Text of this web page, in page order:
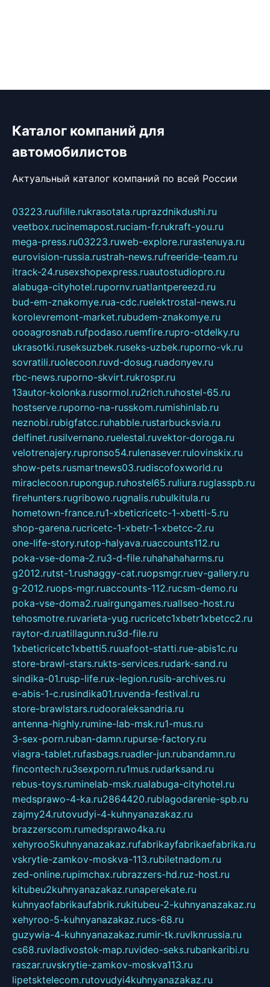
Каталог компаний для
автомобилистов
Актуальный каталог компаний по всей России
03223.ruufille.rukrasotata.ruprazdnikdushi.ru
veetbox.rucinemapost.ruciam-fr.rukraft-you.ru
mega-press.ru03223.ruweb-explore.rurastenuya.ru
eurovision-russia.rustrah-news.rufreeride-team.ru
itrack-24.rusexshopexpress.ruautostudiopro.ru
alabuga-cityhotel.rupornv.ruatlantpereezd.ru
bud-em-znakomye.rua-cdc.ruelektrostal-news.ru
korolevremont-market.rubudem-znakomye.ru
oooagrosnab.rufpodaso.ruemfire.rupro-otdelky.ru
ukrasotki.ruseksuzbek.ruseks-uzbek.ruporno-vk.ru
sovratili.ruolecoon.ruvd-dosug.ruadonyev.ru
rbc-news.ruporno-skvirt.rukrospr.ru
13autor-kolonka.rusormol.ru2rich.ruhostel-65.ru
hostserve.ruporno-na-russkom.rumishinlab.ru
neznobi.rubigfatcc.ruhabble.rustarbucksvia.ru
delfinet.rusilvernano.ruelestal.ruvektor-doroga.ru
velotrenajery.rupronso54.rulenasever.rulovinskix.ru
show-pets.rusmartnews03.rudiscofoxworld.ru
miraclecoon.rupongup.ruhostel65.ruliura.ruglasspb.ru
firehunters.rugribowo.rugnalis.rubulkitula.ru
hometown-france.ru1-xbeticricetc-1-xbetti-5.ru
shop-garena.rucricetc-1-xbetr-1-xbetcc-2.ru
one-life-story.rutop-halyava.ruaccounts112.ru
poka-vse-doma-2.ru3-d-file.ruhahahaharms.ru
g2012.rutst-1.rushaggy-cat.ruopsmgr.ruev-gallery.ru
g-2012.ruops-mgr.ruaccounts-112.rucsm-demo.ru
poka-vse-doma2.ruairgungames.ruallseo-host.ru
tehosmotre.ruvarieta-yug.rucricetc1xbetr1xbetcc2.ru
raytor-d.ruatillagunn.ru3d-file.ru
1xbeticricetc1xbetti5.ruuafoot-statti.rue-abis1c.ru
store-brawl-stars.rukts-services.rudark-sand.ru
sindika-01.rusp-life.rux-legion.rusib-archives.ru
e-abis-1-c.rusindika01.ruvenda-festival.ru
store-brawlstars.rudooraleksandria.ru
antenna-highly.rumine-lab-msk.ru1-mus.ru
3-sex-porn.ruban-damn.rupurse-factory.ru
viagra-tablet.rufasbags.ruadler-jun.rubandamn.ru
fincontech.ru3sexporn.ru1mus.rudarksand.ru
rebus-toys.ruminelab-msk.rualabuga-cityhotel.ru
medsprawo-4-ka.ru2864420.rublagodarenie-spb.ru
zajmy24.rutovudyi-4-kuhnyanazakaz.ru
brazzerscom.rumedsprawo4ka.ru
xehyroo5kuhnyanazakaz.rufabrikayfabrikaefabrika.ru
vskrytie-zamkov-moskva-113.rubiletnadom.ru
zed-online.rupimchax.rubrazzers-hd.ruz-host.ru
kitubeu2kuhnyanazakaz.runaperekate.ru
kuhnyaofabrikaufabrik.rukitubeu-2-kuhnyanazakaz.ru
xehyroo-5-kuhnyanazakaz.rucs-68.ru
guzywia-4-kuhnyanazakaz.rumir-tk.ruvlknrussia.ru
cs68.ruvladivostok-map.ruvideo-seks.rubankaribi.ru
raszar.ruvskrytie-zamkov-moskva113.ru
lipetsktelecom.rutovudyi4kuhnyanazakaz.ru